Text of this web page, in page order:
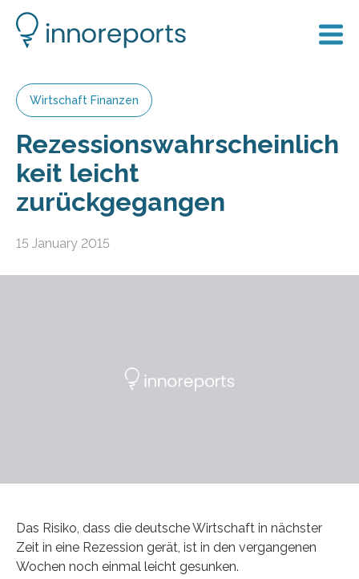
Wirtschaft Finanzen
Rezessionswahrscheinlich
keit leicht
zurückgegangen
15 January 2015
Das Risiko, dass die deutsche Wirtschaft in nächster
Zeit in eine Rezession gerät, ist in den vergangenen
Wochen noch einmal leicht gesunken.